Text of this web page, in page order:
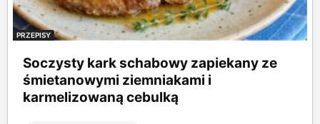
PRZEPISY
Soczysty kark schabowy zapiekany ze
śmietanowymi ziemniakami i
karmelizowaną cebulką